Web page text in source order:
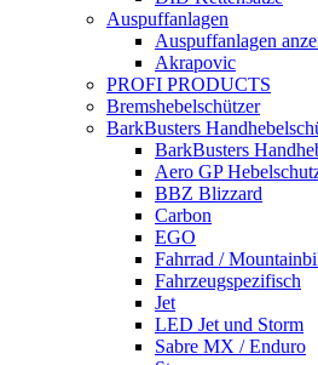
Auspuffanlagen
Auspuffanlagen
Akrapovic
PROFI PRODUCTS
Bremshebelschützer
BarkBusters
BarkBusters
Aero GP
BBZ Blizzard
Carbon
EGO
Fahrrad /
Fahrzeugspezifisch
Jet
LED Jet und Storm
Sabre MX / Enduro